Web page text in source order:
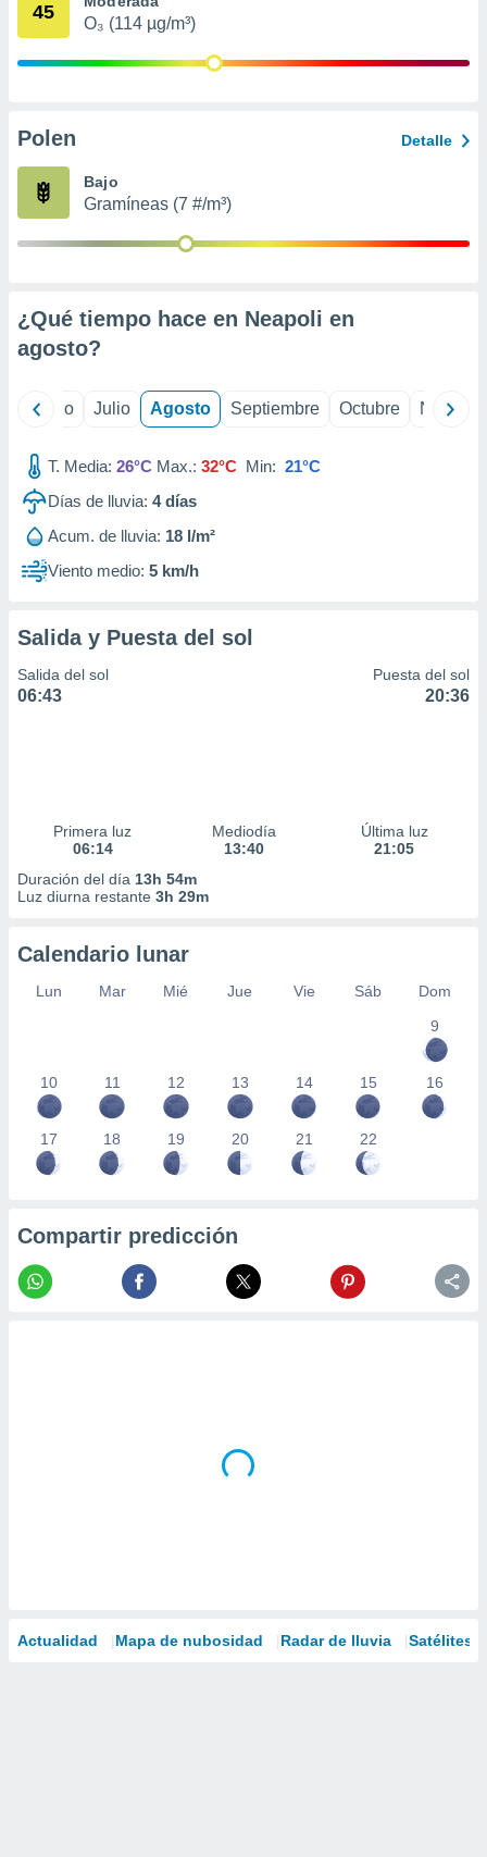
publicidad
de
1199
45
O₃ (114 µg/m³)
Polen Detalle
Bajo
Gramíneas (7 #/m³)
¿Qué tiempo hace en Neapoli en
agosto?
Junio Julio Agosto Septiembre Octubre
T. Media: 26°C Max.: 32°C Min: 21°C
Días de lluvia: 4días
Acum. de lluvia: 18 l/m²
Viento medio: 5 km/h
Salida y Puesta del sol
Salida del sol
06:43
Puesta del sol
20:36
Primera luz
06:14
Mediodía
13:40
Última luz
21:05
Duración del día 13h 54m
Luz diurna restante 3h 29m
Calendario lunar
Lun Mar Mié Jue Vie Sáb
Dom
9
10 11 12 13 14 15 16
17 18 19 20 21 22
Compartir predicción
Actualidad Mapa de nubosidad Radar de lluvia Satélites